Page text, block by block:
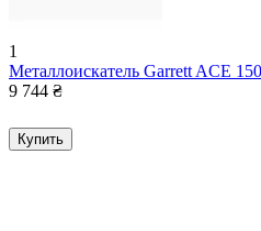
1
Металлоискатель Garrett ACE 150
9 744 ₴
Купить